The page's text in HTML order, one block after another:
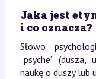
Jaka jest
i co oznacza?
Słowo
„psyche” (dusza,
naukę o duszy lub